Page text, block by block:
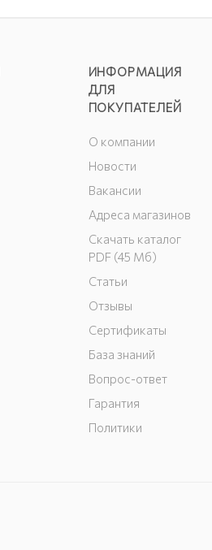
ИНФОРМАЦИЯ
ДЛЯ
ПОКУПАТЕЛЕЙ
О компании
Новости
Вакансии
Адреса магазинов
Скачать каталог
PDF (45 Мб)
Статьи
Отзывы
Сертификаты
База знаний
Вопрос-ответ
Гарантия
Политики